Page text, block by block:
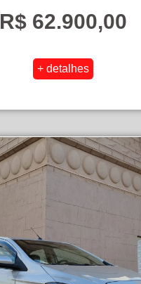
R$ 62.900,00